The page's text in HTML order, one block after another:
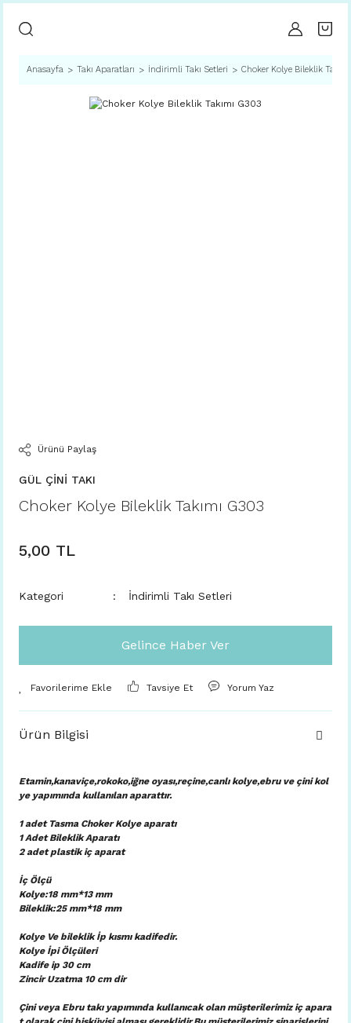
Anasayfa Takı Aparatları İndirimli Takı Setleri Choker Kolye Bileklik
Ürünü Paylaş
GÜL ÇİNİ TAKI
Choker Kolye Bileklik Takımı G303
5,00 TL
Kategori İndirimli Takı Setleri
Gelince Haber Ver
Tavsiye Et Yorum Yaz
Ürün Bilgisi
Etamin,kanaviçe,rokoko,iğne oyası,reçine,canlı kolye,ebru ve çini kol
ye yapımında kullanılan aparattır.
1 adet Tasma Choker Kolye aparatı
1 Adet Bileklik Aparatı
2 adet plastik iç aparat
İç Ölçü
Kolye:18 mm*13 mm
Bileklik:25 mm*18 mm
Kolye Ve bileklik İp kısmı kadifedir.
Kolye İpi Ölçüleri
Kadife ip 30 cm
Zincir Uzatma 10 cm dir
Çini veya Ebru takı yapımında kullanıcak olan müşterilerimiz iç apara